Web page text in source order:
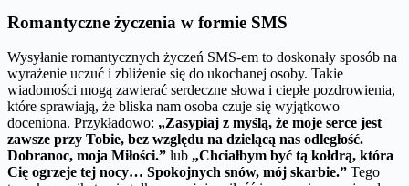
Romantyczne życzenia w formie SMS
Wysyłanie romantycznych życzeń SMS-em to doskonały sposób na
wyrażenie uczuć i zbliżenie się do ukochanej osoby. Takie
wiadomości mogą zawierać serdeczne słowa i ciepłe pozdrowienia,
które sprawiają, że bliska nam osoba czuje się wyjątkowo
doceniona. Przykładowo: „Zasypiaj z myślą, że moje serce jest
zawsze przy Tobie, bez względu na dzielącą nas odległość.
Dobranoc, moja Miłości.” lub „Chciałbym być tą kołdrą, która
Cię ogrzeje tej nocy… Spokojnych snów, mój skarbie.” Tego